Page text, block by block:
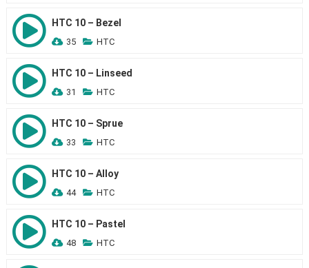
HTC 10 – Bezel
35 HTC
HTC 10 – Linseed
31 HTC
HTC 10 – Sprue
33 HTC
HTC 10 – Alloy
44 HTC
HTC 10 – Pastel
48 HTC